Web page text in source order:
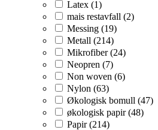
Latex (1)
mais restavfall (2)
Messing (19)
Metall (214)
Mikrofiber (24)
Neopren (7)
Non woven (6)
Nylon (63)
Økologisk bomull (47)
økologisk papir (48)
Papir (214)